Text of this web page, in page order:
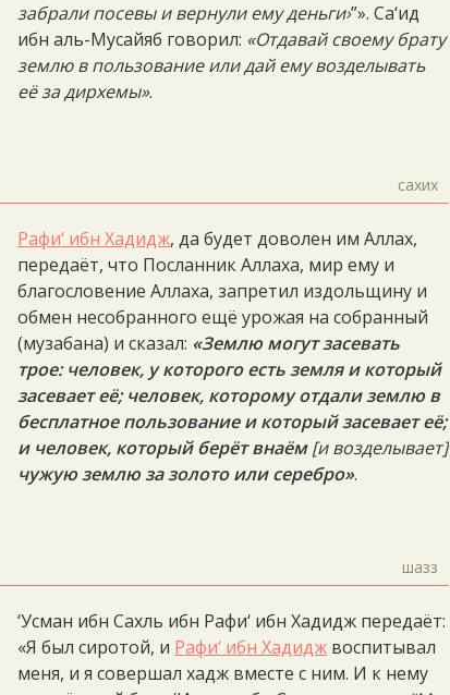
забрали посевы и вернули ему деньги›”». Са‘ид
ибн аль-Мусайяб говорил: «Отдавай своему брату
землю в пользование или дай ему возделывать
её за дирхемы».
сахих
Рафи‘ ибн Хадидж, да будет доволен им Аллах,
передаёт, что Посланник Аллаха, мир ему и
благословение Аллаха, запретил издольщину и
обмен несобранного ещё урожая на собранный
(музабана) и сказал: «Землю могут засевать
трое: человек, у которого есть земля и который
засевает её; человек, которому отдали землю в
бесплатное пользование и который засевает её;
и человек, который берёт внаём[и возделывает]
чужую землю за золото или серебро».
шазз
‘Усман ибн Сахль ибн Рафи‘ ибн Хадидж передаёт:
«Я был сиротой, и Рафи‘ ибн Хадидж воспитывал
меня, и я совершал хадж вместе с ним. И к нему